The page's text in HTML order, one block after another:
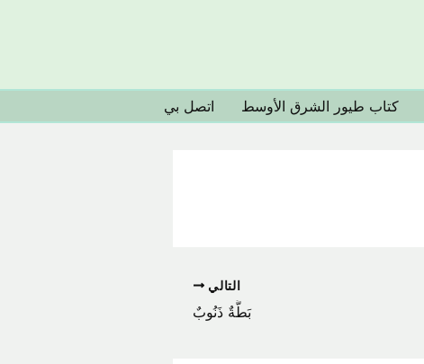
كتاب طيور الشرق الأوسط اتصل بي
التالي
بَطَّةٌ ذَنُوبٌ